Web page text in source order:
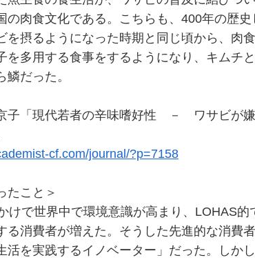
肉食文化である。こちらも、400年の歴史
を摂るようになった時期と同じ頃から、肉
を多用する食事をするようになり、キムチ
だった。
子「現代若者の辛味嗜好性 － ワサビが
cf.com/journal/?p=7158
たこと＞
で世界中で環境意識が高まり、LOHAS的
る消費者が増えた。そうした先進的な消費
活を実践するイノベーター」だった。しか